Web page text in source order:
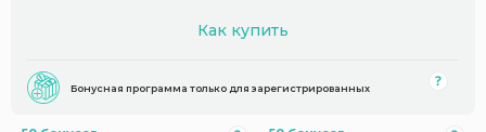
Как купить
Бонусная программа только для зарегистрированных